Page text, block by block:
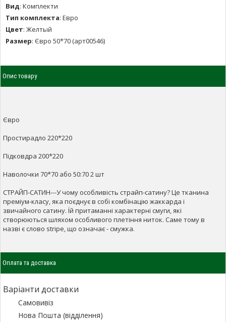
Вид: Комплекти
Тип комплекта: Евро
Цвет: Желтый
Размер: Євро 50*70 (арт00546)
Опис товару
Євро
Простирадло 220*220
Підковдра 200*220
Наволочки 70*70 або 50:70 2 шт
СТРАЙП-САТИН---У чому особливість страйп-сатину? Це тканина
преміум-класу, яка поєднує в собі комбінацію жаккарда і
звичайного сатину. Їй притаманні характерні смуги, які
створюються шляхом особливого плетіння ниток. Саме тому в
назві є слово stripe, що означає - смужка.
Оплата та доставка
Варіанти доставки
Самовивіз
Нова Пошта (відділення)